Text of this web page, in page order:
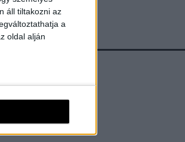
áll tiltakozni az
a
oldal alján